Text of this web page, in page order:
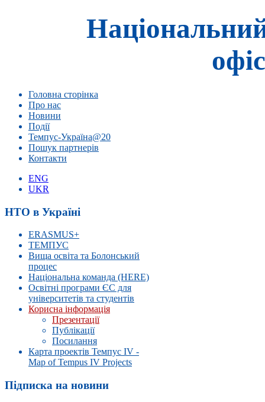
Головна сторінка
Про нас
Новини
Події
Темпус-Україна@20
Пошук партнерів
Контакти
ENG
UKR
НТО в Україні
ERASMUS+
ТЕМПУС
Вища освіта та Болонський
процес
Національна команда (HERE)
Освітні програми ЄС для
університетів та студентів
Корисна інформація
Презентації
Публікації
Посилання
Карта проектів Темпус IV -
Map of Tempus IV Projects
Підписка на новини